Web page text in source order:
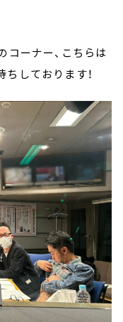
コーナー、こちらは
しております！